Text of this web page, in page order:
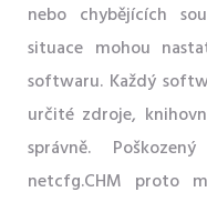
nebo chybějících
situace mohou
softwaru. Každý
určité zdroje,
správně.
netcfg.CHM proto